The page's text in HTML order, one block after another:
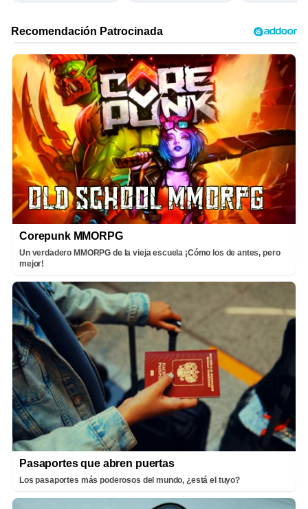
Corepunk MMORPG
Un verdadero MMORPG de la vieja escuela ¡Cómo los de antes, pero
mejor!
Pasaportes que abren puertas
Los pasaportes más poderosos del mundo, ¿está el tuyo?